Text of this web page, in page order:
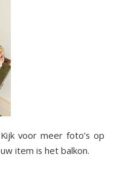
voor meer foto’s op
item is het balkon.